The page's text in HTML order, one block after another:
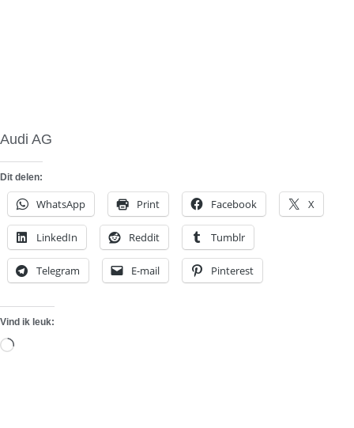
Audi AG
Dit delen:
WhatsApp Print Facebook X
LinkedIn Reddit Tumblr
Telegram E-mail Pinterest
Vind ik leuk:
Aan